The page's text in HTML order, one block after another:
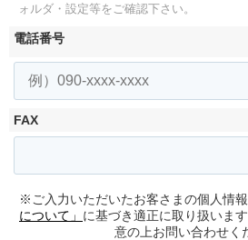
ォルダ・設定等をご確認下さい。
電話番号
FAX
※ご入力いただいたお客さまの個人情報
について」 に基づき適正に取り扱いま
意の上お問い合わせく